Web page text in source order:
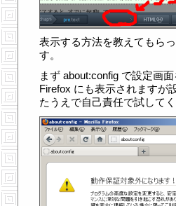
表示する方法を教えてもら
す。
まず about:config で設定画面
Firefox にも表示されますが
たうえで自己責任で試してく